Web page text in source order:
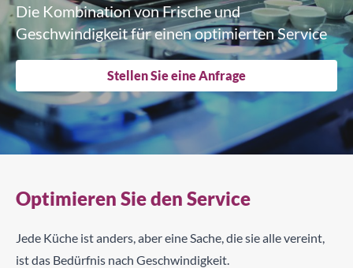
Die Kombination von Frische und
Geschwindigkeit für einen optimierten Service
Stellen Sie eine Anfrage
Optimieren Sie den Service
Jede Küche ist anders, aber eine Sache, die sie alle vereint,
ist das Bedürfnis nach Geschwindigkeit.